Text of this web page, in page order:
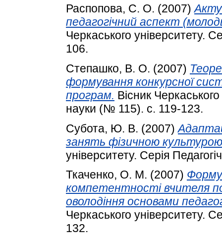
Распопова, С. О. (2007)
педагогічний аспект
Черкаського університету.
106.
Степашко, В. О. (2007)
формування конкурсної
програм. Вісник Черкаського
науки (№ 115). с. 119-123.
Субота, Ю. В. (2007)
занять фізичною
університету. Серія
Ткаченко, О. М. (2007)
компетентності вчителя
оволодіння основами
Черкаського університету.
132.